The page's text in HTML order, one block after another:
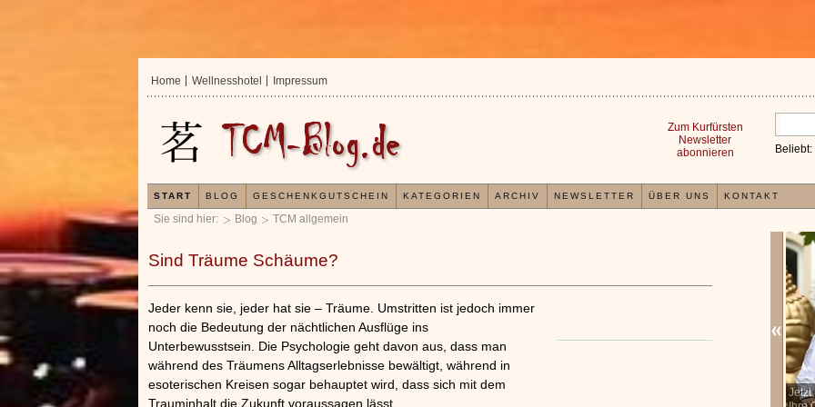
Sie sind hier: Blog TCM allgemein
Sind Träume Schäume?
Jeder kenn sie, jeder hat sie – Träume. Umstritten ist jedoch immer
noch die Bedeutung der nächtlichen Ausflüge ins
Unterbewusstsein. Die Psychologie geht davon aus, dass man
während des Träumens Alltagserlebnisse bewältigt, während in
esoterischen Kreisen sogar behauptet wird, dass sich mit dem
Trauminhalt die Zukunft voraussagen lässt.
Jetzt
Home Wellnesshotel Impressum
Beliebt:
Zum Kurfürsten
Newsletter
abonnieren
START BLOG GESCHENKGUTSCHEIN KATEGORIEN ARCHIV NEWSLETTER ÜBER UNS KONTAKT